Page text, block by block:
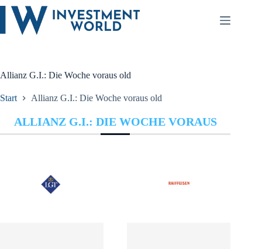
Zum
Inhalt
springen
Allianz G.I.: Die Woche voraus old
Start Allianz G.I.: Die Woche voraus old
ALLIANZ G.I.: DIE WOCHE VORAUS